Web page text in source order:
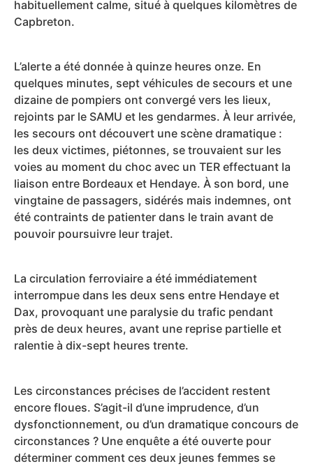
habituellement calme, situé à quelques kilomètres de
Capbreton.
L’alerte a été donnée à quinze heures onze. En
quelques minutes, sept véhicules de secours et une
dizaine de pompiers ont convergé vers les lieux,
rejoints par le SAMU et les gendarmes. À leur arrivée,
les secours ont découvert une scène dramatique :
les deux victimes, piétonnes, se trouvaient sur les
voies au moment du choc avec un TER effectuant la
liaison entre Bordeaux et Hendaye. À son bord, une
vingtaine de passagers, sidérés mais indemnes, ont
été contraints de patienter dans le train avant de
pouvoir poursuivre leur trajet.
La circulation ferroviaire a été immédiatement
interrompue dans les deux sens entre Hendaye et
Dax, provoquant une paralysie du trafic pendant
près de deux heures, avant une reprise partielle et
ralentie à dix-sept heures trente.
Les circonstances précises de l’accident restent
encore floues. S’agit-il d’une imprudence, d’un
dysfonctionnement, ou d’un dramatique concours de
circonstances ? Une enquête a été ouverte pour
déterminer comment ces deux jeunes femmes se